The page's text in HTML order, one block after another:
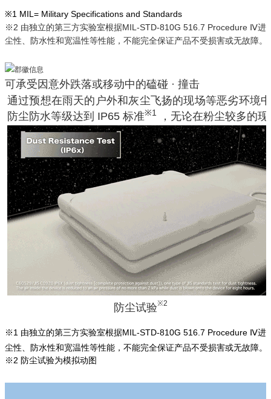
※1 MIL= Military Specifications and Standards
※2 由独立的第三方实验室根据MIL-STD-810G 516.7 Procedure Ⅳ进
尘性、防水性和宽温性等性能，不能完全保证产品不受损害或无故障。
可承受因意外跌落或移动中的磕碰 · 撞击
通过预想在雨天的户外和灰尘飞扬的现场等恶劣环境
防尘防水等级达到 IP65 标准※1 ，无论在粉尘较多的
防尘试验※2
※1 由独立的第三方实验室根据MIL-STD-810G 516.7 Procedure Ⅳ进
尘性、防水性和宽温性等性能，不能完全保证产品不受损害或无故障。
※2 防尘试验为模拟动图